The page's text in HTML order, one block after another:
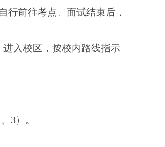
行前往考点。面试结束后，
进入校区，按校内路线指示
、 3）。